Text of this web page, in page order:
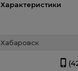
Характеристики